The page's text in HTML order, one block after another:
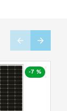
CE ve
-7 %